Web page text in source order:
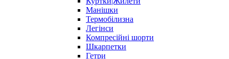
Манішки
Термобілизна
Легінси
Компресійні шорти
Шкарпетки
Гетри